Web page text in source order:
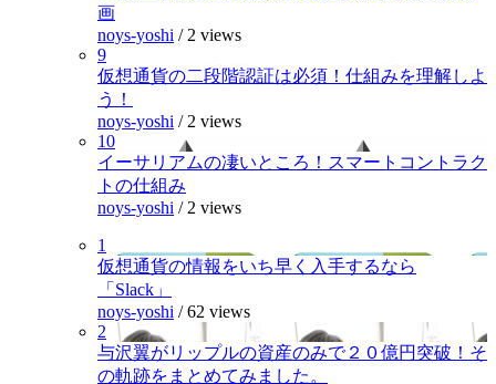
画
noys-yoshi / 2 views
9
仮想通貨の二段階認証は必須！仕組みを理解しよ
う！
noys-yoshi / 2 views
10
イーサリアムの凄いところ！スマートコントラク
トの仕組み
noys-yoshi / 2 views
1
仮想通貨の情報をいち早く入手するなら
「Slack」
noys-yoshi /62 views
2
与沢翼がリップルの資産のみで２０億円突破！そ
の軌跡をまとめてみました。